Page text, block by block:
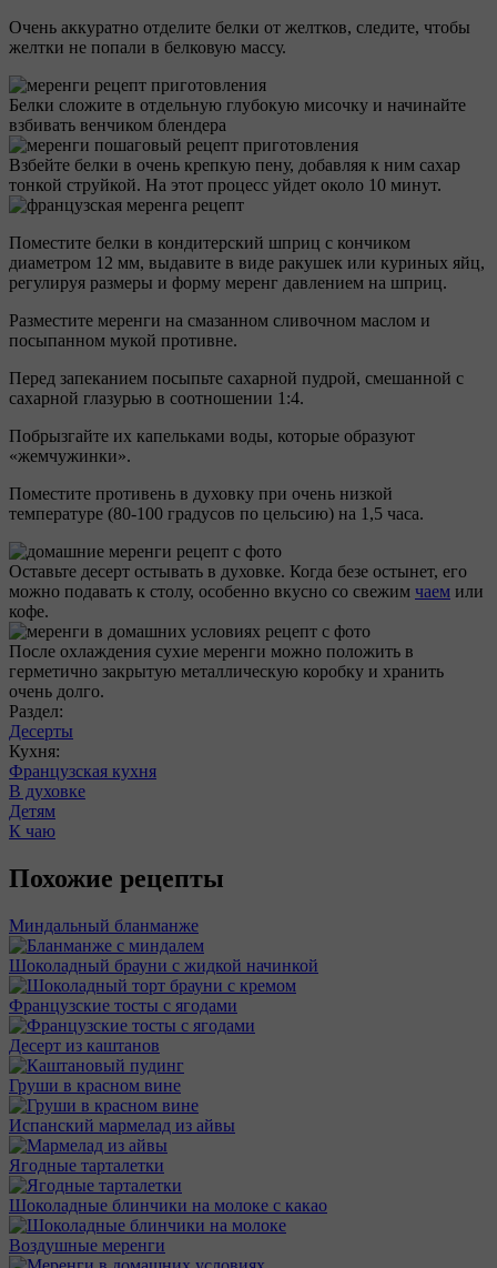
Очень аккуратно отделите белки от желтков, следите, чтобы
желтки не попали в белковую массу.
Белки сложите в отдельную глубокую мисочку и начинайте
взбивать венчиком блендера
Взбейте белки в очень крепкую пену, добавляя к ним сахар
тонкой струйкой. На этот процесс уйдет около 10 минут.
Поместите белки в кондитерский шприц с кончиком
диаметром 12 мм, выдавите в виде ракушек или куриных яйц,
регулируя размеры и форму меренг давлением на шприц.
Разместите меренги на смазанном сливочном маслом и
посыпанном мукой противне.
Перед запеканием посыпьте сахарной пудрой, смешанной с
сахарной глазурью в соотношении 1:4.
Побрызгайте их капельками воды, которые образуют
«жемчужинки».
Поместите противень в духовку при очень низкой
температуре (80-100 градусов по цельсию) на 1,5 часа.
Оставьте десерт остывать в духовке. Когда безе остынет, его
можно подавать к столу, особенно вкусно со свежим чаем или
кофе.
После охлаждения сухие меренги можно положить в
герметично закрытую металлическую коробку и хранить
очень долго.
Раздел:
Десерты
Кухня:
Французская кухня
В духовке
Детям
К чаю
Похожие рецепты
Миндальный бланманже
Шоколадный брауни с жидкой начинкой
Французские тосты с ягодами
Десерт из каштанов
Груши в красном вине
Испанский мармелад из айвы
Ягодные тарталетки
Шоколадные блинчики на молоке с какао
Воздушные меренги